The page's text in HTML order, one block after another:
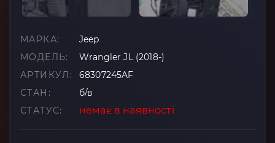
МАРКА:
Jeep
МОДЕЛЬ:
Wrangler JL (2018-)
АРТИКУЛ:
68307245AF
СТАН:
б/в
СТАТУС:
немає в наявності